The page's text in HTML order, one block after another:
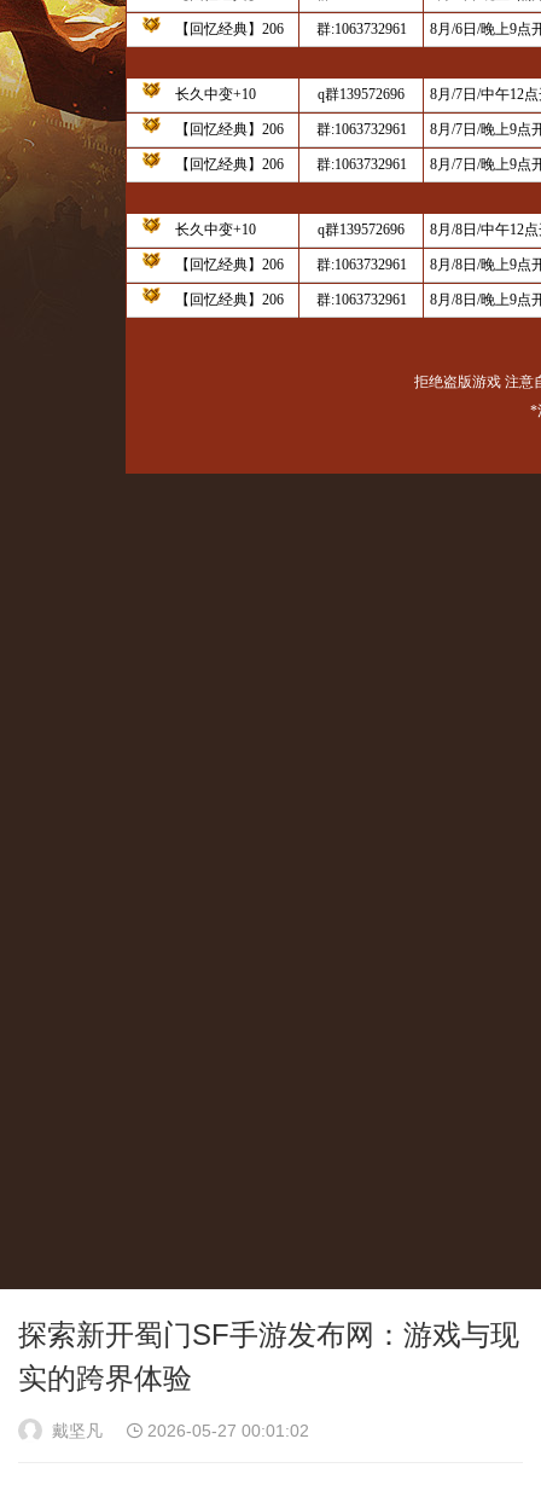
探索新开蜀门SF手游发布网：游戏与现
实的跨界体验
戴坚凡 2026-05-27 00:01:02